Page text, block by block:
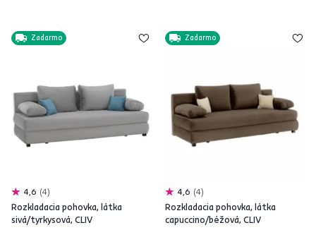
Zadarmo
4,6 4
Rozkladacia pohovka, látka
sivá/tyrkysová, CLIV
Zadarmo
4,6 4
Rozkladacia pohovka, látka
capuccino/béžová, CLIV